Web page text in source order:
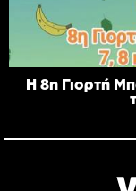
Η 8η Γιορτή